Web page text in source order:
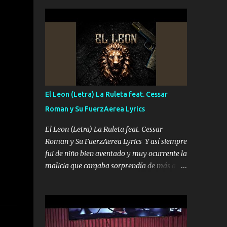
conciertos más que llenar Se mueven solo
por el interés P...
inteligente junto con su hermano el TRES
blindado el Estado tiene andan ESPERANDO
al UNO QUE PRONTO ESTARÁ PRESENTE
Que no falten las bucanas ni tampoco las
mujeres porque es platica de grandes por eso
hay que estar alegres doy las instrucciones
para atender los deberes Música Si es que
salta algún problema de confianza tengo
gente ahí está el Hombre Cuarenta y
también Pariente 7 arreglan cualquier
problema no más es cuestión que ordené
NOS HACE FALTA UN HERMANO DE CLAVE
SIEMPRE VIO POR LA FAMILIA PARA QUE
SIGA EL LEGADO Es el DOS de los
HERMANOS un cerebro inteligente y com...
El Leon (Letra) La Ruleta feat. Cessar
Roman y Su FuerzAerea Lyrics
El Leon (Letra) La Ruleta feat. Cessar
Roman y Su FuerzAerea Lyrics Y así siempre
fui de niño bien aventado y muy ocurrente la
malicia que cargaba sorprendía de más a la
Tranquilo me la navego ando en lo mío sin